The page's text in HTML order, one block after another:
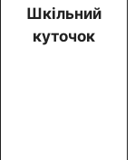
Шкільний
куточок